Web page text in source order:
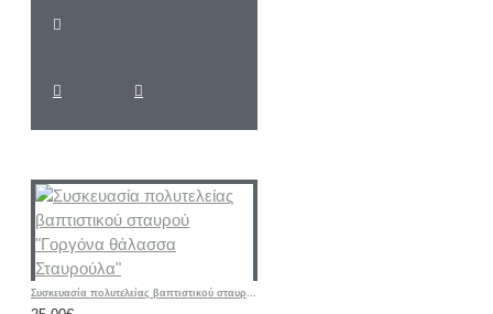
Συσκευασία πολυτελείας βαπτιστικού σταυρού "Γοργόνα θάλασσα Σταυρούλα"